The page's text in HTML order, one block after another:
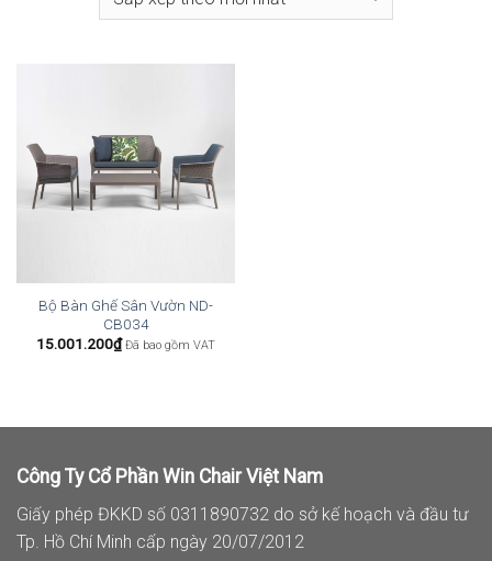
Bộ Bàn Ghế Sân Vườn ND-
CB034
15.001.200₫ Đã bao gồm VAT
Công Ty Cổ Phần Win Chair Việt Nam
Giấy phép ĐKKD số 0311890732 do sở kế hoạch và đầu tư
Tp. Hồ Chí Minh cấp ngày 20/07/2012